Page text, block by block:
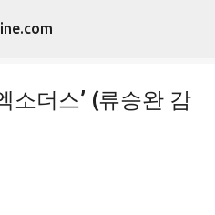
콘텐츠로 건너뛰기
소더스’ (류승완 감